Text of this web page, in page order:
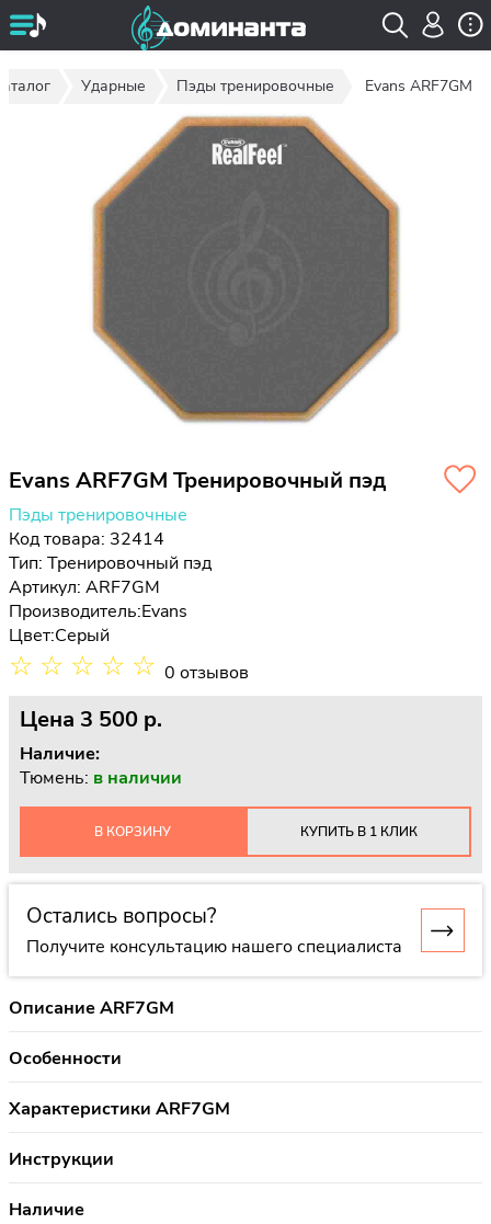
Ударные Пэды тренировочные Evans ARF7GM
Evans ARF7GM Тренировочный пэд
Пэды тренировочные
Код товара: 32414
Тип: Тренировочный пэд
Артикул: ARF7GM
Производитель:Evans
Цвет:Серый
☆ ☆ ☆ ☆ ☆ 0 отзывов
Цена 3 500 p.
Наличие:
Тюмень: в наличии
В КОРЗИНУ КУПИТЬ В 1 КЛИК
Остались вопросы?
Получите консультацию нашего специалиста
Описание ARF7GM
Особенности
Характеристики ARF7GM
Инструкции
Наличие